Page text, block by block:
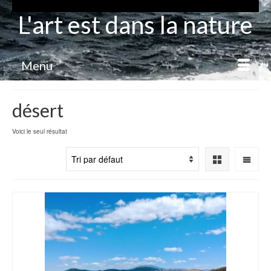
L'art est dans la nature
Menu
désert
Voici le seul résultat